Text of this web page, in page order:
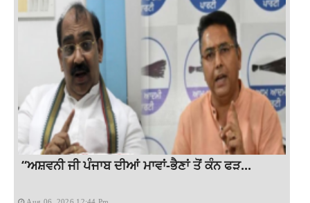
“ਅਸ਼ਵਨੀ ਜੀ ਪੰਜਾਬ ਦੀਆਂ ਮਾਵਾਂ-ਭੈਣਾਂ ਤੋਂ ਕੰਨ ਫੜ...